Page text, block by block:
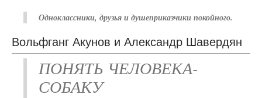
Одноклассники, друзья и душеприказчики покойного.
Вольфганг Акунов и Александр Шавердян
ПОНЯТЬ ЧЕЛОВЕКА-
СОБАКУ